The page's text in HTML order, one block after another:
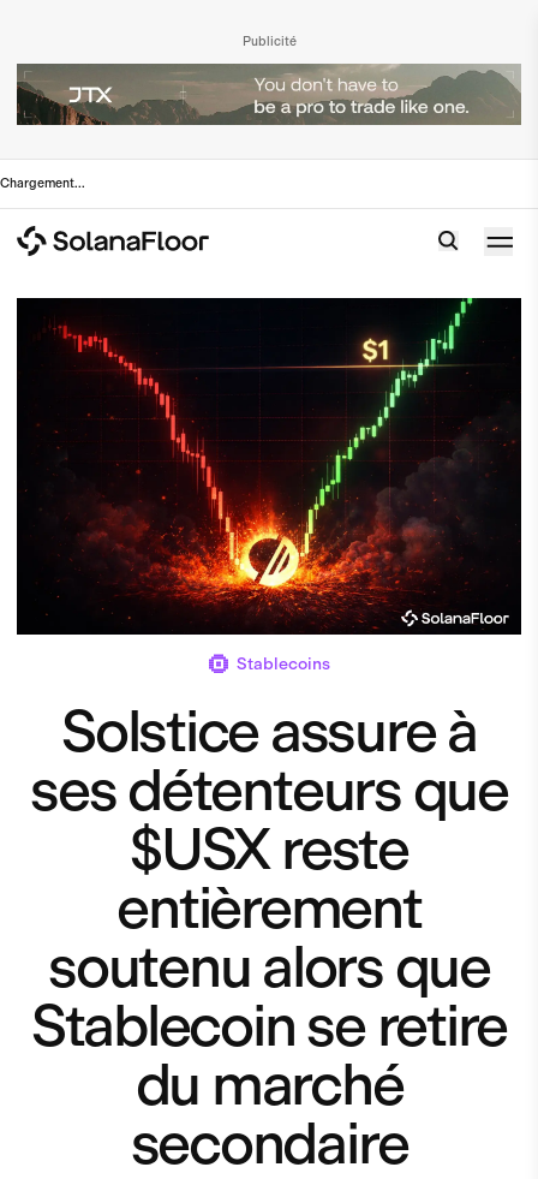
Publicité
Chargement...
Stablecoins
Solstice assure à
ses détenteurs que
$USX reste
entièrement
soutenu alors que
Stablecoin se retire
du marché
secondaire